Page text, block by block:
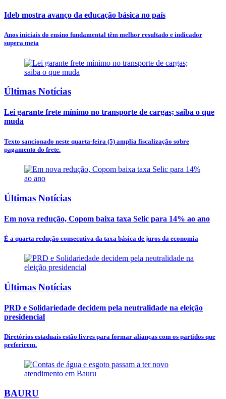
Ideb mostra avanço da educação básica no país
Anos iniciais do ensino fundamental têm melhor resultado e indicador
supera meta
Últimas Notícias
Lei garante frete mínimo no transporte de cargas; saiba o que
muda
Texto sancionado neste quarta-feira (5) amplia fiscalização sobre
pagamento do frete.
Últimas Notícias
Em nova redução, Copom baixa taxa Selic para 14% ao ano
É a quarta redução consecutiva da taxa básica de juros da economia
Últimas Notícias
PRD e Solidariedade decidem pela neutralidade na eleição
presidencial
Diretórios estaduais estão livres para formar alianças com os partidos que
preferirem.
BAURU